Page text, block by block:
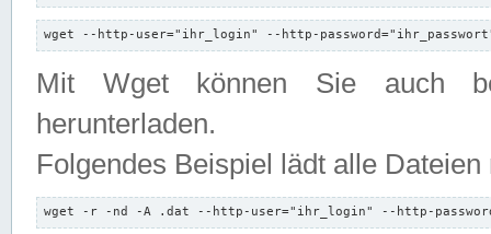
wget --http-user="ihr_login" --http-
Mit Wget können Sie auch
herunterladen.
Folgendes Beispiel lädt alle
wget -r -nd -A .dat --http-user="ihr_login" --http-